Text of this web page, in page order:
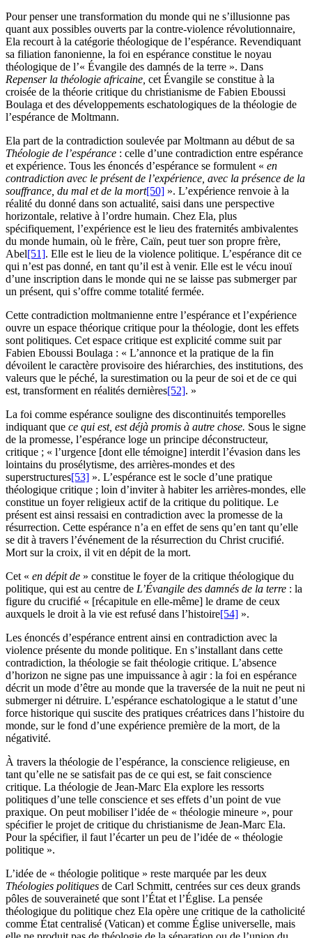
Pour penser une transformation du monde qui ne s’illusionne pas
quant aux possibles ouverts par la contre-violence révolutionnaire,
Ela recourt à la catégorie théologique de l’espérance. Revendiquant
sa filiation fanonienne, la foi en espérance constitue le noyau
théologique de l’« Évangile des damnés de la terre ». Dans
Repenser la théologie africaine, cet Évangile se constitue à la
croisée de la théorie critique du christianisme de Fabien Eboussi
Boulaga et des développements eschatologiques de la théologie de
l’espérance de Moltmann.
Ela part de la contradiction soulevée par Moltmann au début de sa
Théologie de l’espérance : celle d’une contradiction entre espérance
et expérience. Tous les énoncés d’espérance se formulent « en
contradiction avec le présent de l’expérience, avec la présence de la
souffrance, du mal et de la mort[50] ». L’expérience renvoie à la
réalité du donné dans son actualité, saisi dans une perspective
horizontale, relative à l’ordre humain. Chez Ela, plus
spécifiquement, l’expérience est le lieu des fraternités ambivalentes
du monde humain, où le frère, Caïn, peut tuer son propre frère,
Abel[51]. Elle est le lieu de la violence politique. L’espérance dit ce
qui n’est pas donné, en tant qu’il est à venir. Elle est le vécu inouï
d’une inscription dans le monde qui ne se laisse pas submerger par
un présent, qui s’offre comme totalité fermée.
Cette contradiction moltmanienne entre l’espérance et l’expérience
ouvre un espace théorique critique pour la théologie, dont les effets
sont politiques. Cet espace critique est explicité comme suit par
Fabien Eboussi Boulaga : « L’annonce et la pratique de la fin
dévoilent le caractère provisoire des hiérarchies, des institutions, des
valeurs que le péché, la surestimation ou la peur de soi et de ce qui
est, transforment en réalités dernières[52]. »
La foi comme espérance souligne des discontinuités temporelles
indiquant que ce qui est, est déjà promis à autre chose. Sous le signe
de la promesse, l’espérance loge un principe déconstructeur,
critique ; « l’urgence [dont elle témoigne] interdit l’évasion dans les
lointains du prosélytisme, des arrières-mondes et des
superstructures[53] ». L’espérance est le socle d’une pratique
théologique critique ; loin d’inviter à habiter les arrières-mondes, elle
constitue un foyer religieux actif de la critique du politique. Le
présent est ainsi ressaisi en contradiction avec la promesse de la
résurrection. Cette espérance n’a en effet de sens qu’en tant qu’elle
se dit à travers l’événement de la résurrection du Christ crucifié.
Mort sur la croix, il vit en dépit de la mort.
Cet « en dépit de » constitue le foyer de la critique théologique du
politique, qui est au centre de L’Évangile des damnés de la terre : la
figure du crucifié « [récapitule en elle-même] le drame de ceux
auxquels le droit à la vie est refusé dans l’histoire[54] ».
Les énoncés d’espérance entrent ainsi en contradiction avec la
violence présente du monde politique. En s’installant dans cette
contradiction, la théologie se fait théologie critique. L’absence
d’horizon ne signe pas une impuissance à agir : la foi en espérance
décrit un mode d’être au monde que la traversée de la nuit ne peut ni
submerger ni détruire. L’espérance eschatologique a le statut d’une
force historique qui suscite des pratiques créatrices dans l’histoire du
monde, sur le fond d’une expérience première de la mort, de la
négativité.
À travers la théologie de l’espérance, la conscience religieuse, en
tant qu’elle ne se satisfait pas de ce qui est, se fait conscience
critique. La théologie de Jean-Marc Ela explore les ressorts
politiques d’une telle conscience et ses effets d’un point de vue
praxique. On peut mobiliser l’idée de « théologie mineure », pour
spécifier le projet de critique du christianisme de Jean-Marc Ela.
Pour la spécifier, il faut l’écarter un peu de l’idée de « théologie
politique ».
L’idée de « théologie politique » reste marquée par les deux
Théologies politiques de Carl Schmitt, centrées sur ces deux grands
pôles de souveraineté que sont l’État et l’Église. La pensée
théologique du politique chez Ela opère une critique de la catholicité
comme État centralisé (Vatican) et comme Église universelle, mais